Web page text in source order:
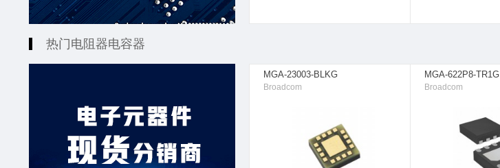
热门电阻器电容器
MGA-23003-BLKG
Broadcom
MGA-622P8-TR1G
Broadcom